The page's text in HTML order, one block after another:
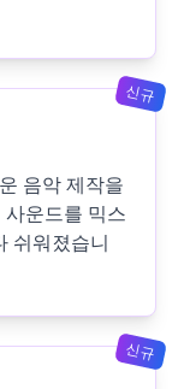
신규
음악 제작을
사운드를 믹스
쉬워졌습니
신규